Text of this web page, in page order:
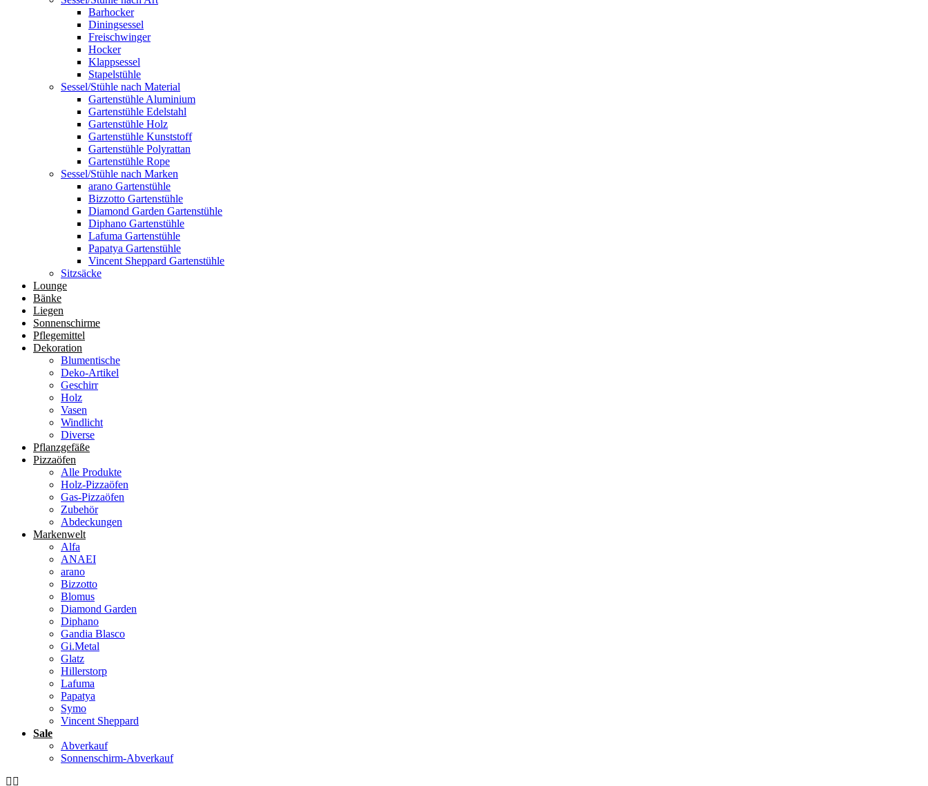
Barhocker
Diningsessel
Freischwinger
Hocker
Klappsessel
Stapelstühle
Sessel/Stühle nach Material
Gartenstühle Aluminium
Gartenstühle Edelstahl
Gartenstühle Holz
Gartenstühle Kunststoff
Gartenstühle Polyrattan
Gartenstühle Rope
Sessel/Stühle nach Marken
arano Gartenstühle
Bizzotto Gartenstühle
Diamond Garden Gartenstühle
Diphano Gartenstühle
Lafuma Gartenstühle
Papatya Gartenstühle
Vincent Sheppard Gartenstühle
Sitzsäcke
Lounge
Bänke
Liegen
Sonnenschirme
Pflegemittel
Dekoration
Blumentische
Deko-Artikel
Geschirr
Holz
Vasen
Windlicht
Diverse
Pflanzgefäße
Pizzaöfen
Alle Produkte
Holz-Pizzaöfen
Gas-Pizzaöfen
Zubehör
Abdeckungen
Markenwelt
Alfa
ANAEI
arano
Bizzotto
Blomus
Diamond Garden
Diphano
Gandia Blasco
Gi.Metal
Glatz
Hillerstorp
Lafuma
Papatya
Symo
Vincent Sheppard
Sale
Abverkauf
Sonnenschirm-Abverkauf